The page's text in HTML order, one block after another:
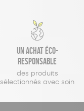
Un achat éco-
responsable
des produits
sélectionnés avec soin